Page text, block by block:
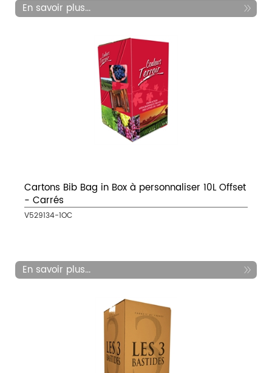
En savoir plus...
Cartons Bib Bag in Box à personnaliser 10L Offset
- Carrés
V529134-1OC
En savoir plus...